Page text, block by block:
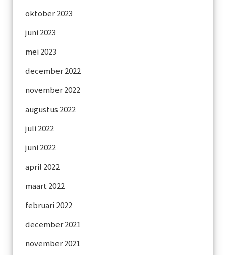
oktober 2023
juni 2023
mei 2023
december 2022
november 2022
augustus 2022
juli 2022
juni 2022
april 2022
maart 2022
februari 2022
december 2021
november 2021